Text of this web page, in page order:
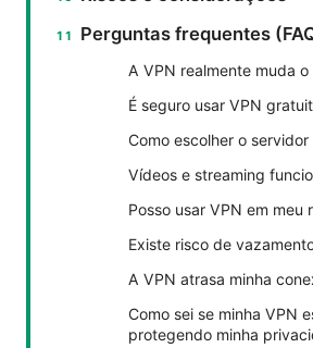
Perguntas frequentes
A VPN realmente muda o
É seguro usar VPN
Como escolher o servidor
Vídeos e streaming
Posso usar VPN em meu
Existe risco de
A VPN atrasa minha
Como sei se minha VPN
protegendo minha